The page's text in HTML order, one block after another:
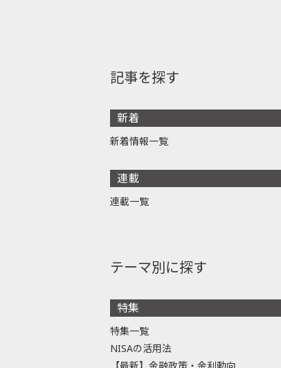
記事を探す
新着
新着情報一覧
連載
連載一覧
テーマ別に探す
特集
特集一覧
NISAの活用法